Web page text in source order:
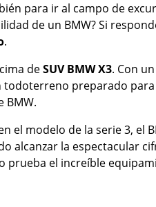
para ir al campo de
de un BMW? Si
.
deSUV BMW X3. Con
preparado
BMW.
el modelo de la serie 3, el
alcanzar la espectacular
el increíble